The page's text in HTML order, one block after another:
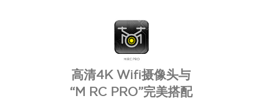
高清4K Wifi摄像头与
“M RC PRO”完美搭配